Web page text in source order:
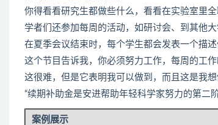
你得看看研究生都做些什么，看看在实验室里全
学者们还参加每周的活动，如研讨会、到其他
在夏季会议结束时，每个学生都会发表一个描
这个节目告诉我，你必须努力工作，每周的工作
这很难，但是它表明我可以做到，而且这是我想
“续期补助金是安进帮助年轻科学家努力的第二
案例展示